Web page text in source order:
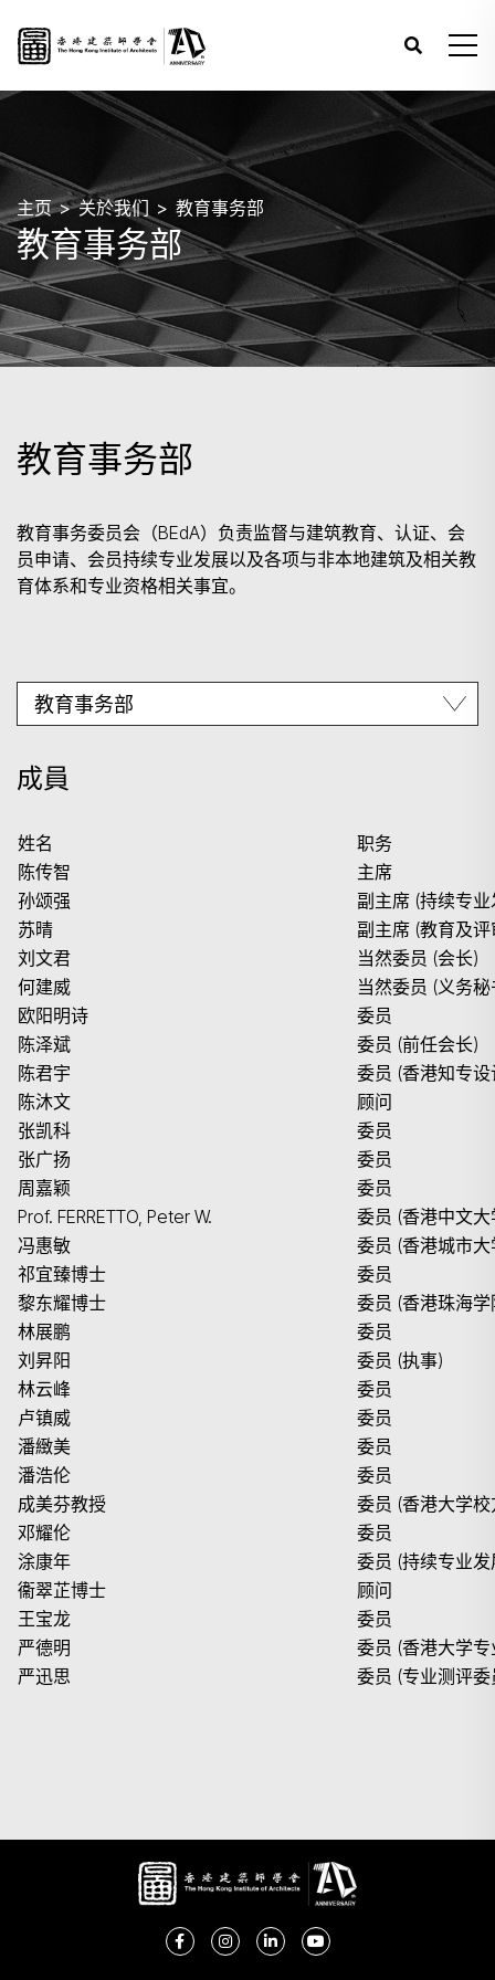
搜寻
主页 关於我们 教育事务部
教育事务部
教育事务部
教育事务委员会（BEdA）负责监督与建筑教育、认证、会
员申请、会员持续专业发展以及各项与非本地建筑及相关教
育体系和专业资格相关事宜。
成員
姓名
职务
陈传智
主席
孙颂强
副主席 (持续专
苏晴
副主席 (教育及
刘文君
当然委员 (会长)
何建威
当然委员 (义务
欧阳明诗
委员
陈泽斌
委员 (前任会长)
陈君宇
委员 (香港知专
陈沐文
顾问
张凯科
委员
张广扬
委员
周嘉颖
委员
Prof. FERRETTO, Peter W.
委员 (香港中文
冯惠敏
委员 (香港城市
祁宜臻博士
委员
黎东耀博士
委员 (香港珠海
林展鹏
委员
刘昇阳
委员 (执事)
林云峰
委员
卢镇威
委员
潘緻美
委员
潘浩伦
委员
成美芬教授
委员 (香港大学
邓耀伦
委员
涂康年
委员 (持续专业
衞翠芷博士
顾问
王宝龙
委员
严德明
委员 (香港大学
严迅思
委员 (专业测评